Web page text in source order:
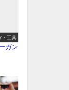
・工具
ガン